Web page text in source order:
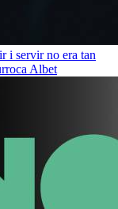
i servir no era tan
Albet